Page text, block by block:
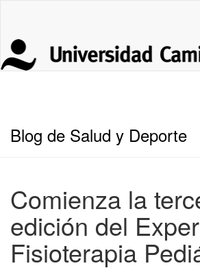
Blog de Salud y Deporte
Comienza la
edición del
Fisioterapia